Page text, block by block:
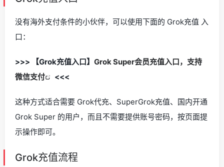
没有海外支付条件的小伙伴，可以使用下面的 Grok充值 入
口：
>>> 【Grok充值入口】 Grok Super会员充值入口，支持
微信支付
<<<
这种方式适合需要 Grok代充、SuperGrok充值、国内开通
Grok Super 的用户，而且不需要提供账号密码，按页面提
示操作即可。
Grok充值流程